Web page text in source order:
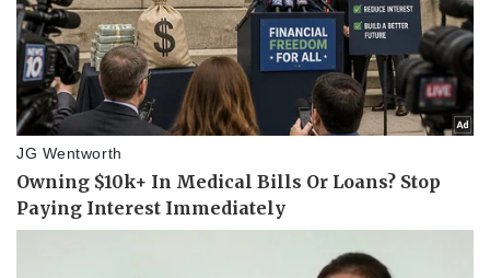
Thể thao
Bóng đá
Lịch thi đấu bóng đá
Thế giới thể thao
eSports
Hậu trường
Ô tô - Xe máy
Ô tô
Xe máy
Tư vấn